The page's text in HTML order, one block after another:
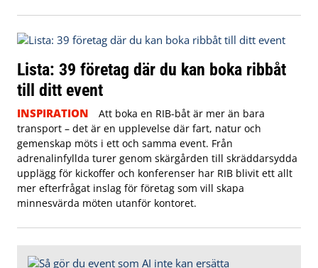
Lista: 39 företag där du kan boka ribbåt
till ditt event
INSPIRATION
Att boka en RIB-båt är mer än bara
transport – det är en upplevelse där fart, natur och
gemenskap möts i ett och samma event. Från
adrenalinfyllda turer genom skärgården till skräddarsydda
upplägg för kickoffer och konferenser har RIB blivit ett allt
mer efterfrågat inslag för företag som vill skapa
minnesvärda möten utanför kontoret.